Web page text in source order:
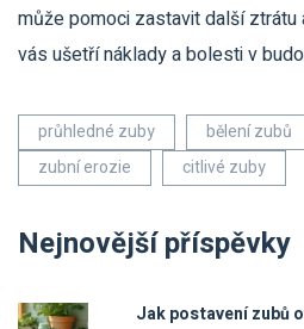
může pomoci zastavit další ztrátu
vás ušetří náklady a bolesti v
průhledné zuby bělení zubů
zubní erozie
citlivé zuby
Nejnovější příspěvky
Jak postavení zubů